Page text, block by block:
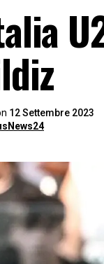
12 Settembre 2023